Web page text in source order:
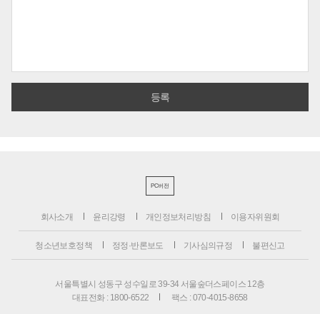
PC버전
회사소개 윤리강령 개인정보처리방침 이용자위원회
청소년보호정책 정정·반론보도 기사심의규정 불편신고
서울특별시 성동구 성수일로 39-34 서울숲더스페이스 12층
대표전화 : 1800-6522
팩스 : 070-4015-8658